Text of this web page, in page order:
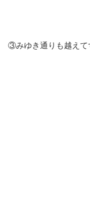
③みゆき通りも越えて